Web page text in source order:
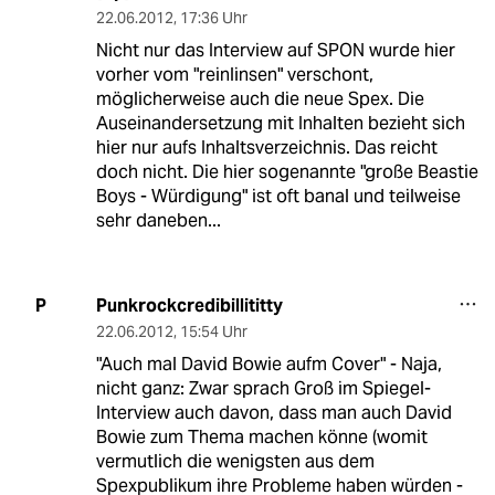
22.06.2012, 17:36 Uhr
Nicht nur das Interview auf SPON wurde hier
vorher vom "reinlinsen" verschont,
möglicherweise auch die neue Spex. Die
Auseinandersetzung mit Inhalten bezieht sich
hier nur aufs Inhaltsverzeichnis. Das reicht
doch nicht. Die hier sogenannte "große Beastie
Boys - Würdigung" ist oft banal und teilweise
sehr daneben...
P Punkrockcredibillititty
22.06.2012, 15:54 Uhr
"Auch mal David Bowie aufm Cover" - Naja,
nicht ganz: Zwar sprach Groß im Spiegel-
Interview auch davon, dass man auch David
Bowie zum Thema machen könne (womit
vermutlich die wenigsten aus dem
Spexpublikum ihre Probleme haben würden -